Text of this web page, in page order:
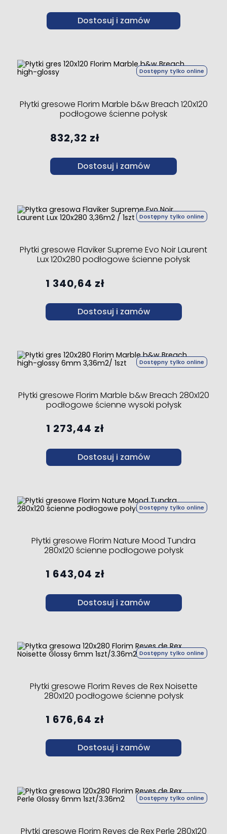
Dostosuj i zamów
Dostępny tylko online
Płytki gresowe Florim Marble b&w Breach 120x120
podłogowe ścienne połysk
832,32 zł
Dostosuj i zamów
Dostępny tylko online
Płytki gresowe Flaviker Supreme Evo Noir Laurent
Lux 120x280 podłogowe ścienne połysk
1 340,64 zł
Dostosuj i zamów
Dostępny tylko online
Płytki gresowe Florim Marble b&w Breach 280x120
podłogowe ścienne wysoki połysk
1 273,44 zł
Dostosuj i zamów
Dostępny tylko online
Płytki gresowe Florim Nature Mood Tundra
280x120 ścienne podłogowe połysk
1 643,04 zł
Dostosuj i zamów
Dostępny tylko online
Płytki gresowe Florim Reves de Rex Noisette
280x120 podłogowe ścienne połysk
1 676,64 zł
Dostosuj i zamów
Dostępny tylko online
Płytki gresowe Florim Reves de Rex Perle 280x120